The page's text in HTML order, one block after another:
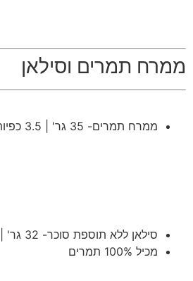
ממרח תמרים וסילאן
ממרח תמרים- 35 גר' | 3.5 כפיות
סילאן ללא תוספת סוכר- 32 גר' | 4.5 כפיות
מכיל 100% תמרים